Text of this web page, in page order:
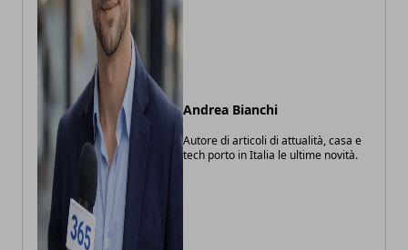
Andrea Bianchi
Autore di articoli di attualità, casa e
tech porto in Italia le ultime novità.